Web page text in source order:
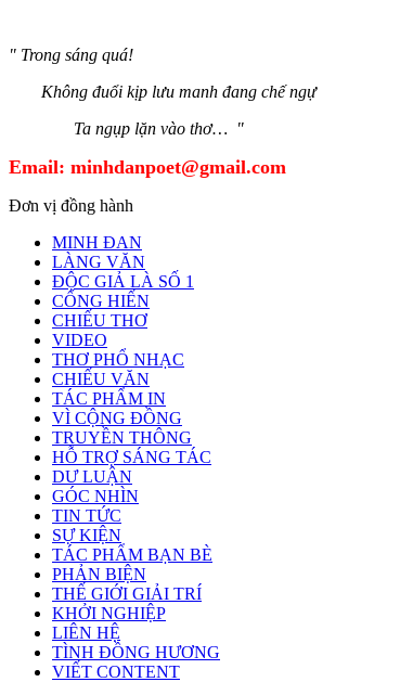
" Trong sáng quá!
Không đuổi kịp lưu manh đang chế ngự
Ta ngụp lặn vào thơ… "
Email: minhdanpoet@gmail.com
Đơn vị đồng hành
MINH ĐAN
LÀNG VĂN
ĐỘC GIẢ LÀ SỐ 1
CỐNG HIẾN
CHIẾU THƠ
VIDEO
THƠ PHỔ NHẠC
CHIẾU VĂN
TÁC PHẨM IN
VÌ CỘNG ĐỒNG
TRUYỀN THÔNG
HỖ TRỢ SÁNG TÁC
DƯ LUẬN
GÓC NHÌN
TIN TỨC
SỰ KIỆN
TÁC PHẨM BẠN BÈ
PHẢN BIỆN
THẾ GIỚI GIẢI TRÍ
KHỞI NGHIỆP
LIÊN HỆ
TÌNH ĐỒNG HƯƠNG
VIẾT CONTENT